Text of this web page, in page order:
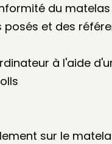
du
et des
à l'aide
sur le